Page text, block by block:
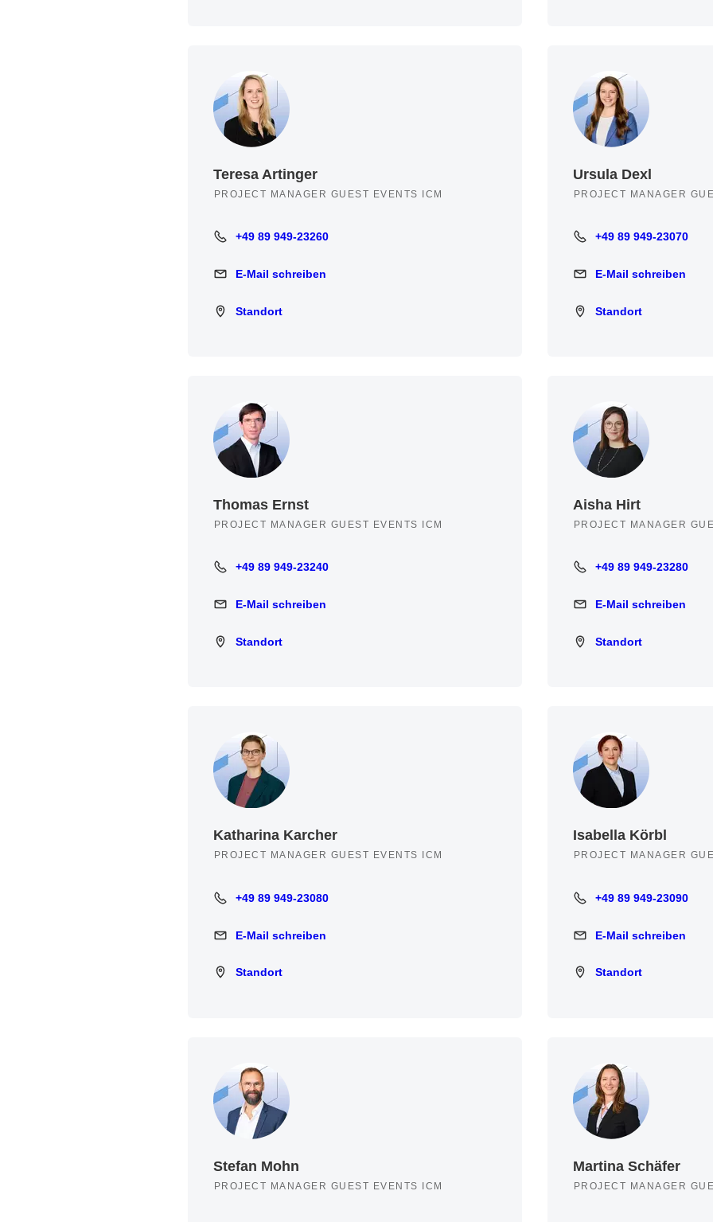
Teresa Artinger
PROJECT MANAGER GUEST EVENTS ICM
+49 89 949-23260
+49 89 949-23260
E-Mail schreiben
E-Mail schreiben
Standort
Standort
Ursula Dexl
PROJECT MANAGER
+49 89 949-23070
+49 89 949-23070
E-Mail schreiben
E-Mail schreiben
Standort
Standort
Thomas Ernst
PROJECT MANAGER GUEST EVENTS ICM
+49 89 949-23240
+49 89 949-23240
E-Mail schreiben
E-Mail schreiben
Standort
Standort
Aisha Hirt
PROJECT MANAGER
+49 89 949-23280
+49 89 949-23280
E-Mail schreiben
E-Mail schreiben
Standort
Standort
Katharina Karcher
PROJECT MANAGER GUEST EVENTS ICM
+49 89 949-23080
+49 89 949-23080
E-Mail schreiben
E-Mail schreiben
Standort
Standort
Isabella Körbl
PROJECT MANAGER
+49 89 949-23090
+49 89 949-23090
E-Mail schreiben
E-Mail schreiben
Standort
Standort
Stefan Mohn
PROJECT MANAGER GUEST EVENTS ICM
Martina Schäfer
PROJECT MANAGER